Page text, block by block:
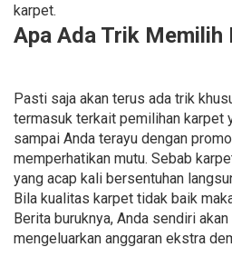
karpet.
Apa Ada Trik Memilih
Pasti saja akan terus ada trik
termasuk terkait pemilihan karpet
sampai Anda terayu dengan
memperhatikan mutu. Sebab
yang acap kali bersentuhan
Bila kualitas karpet tidak baik
Berita buruknya, Anda sendiri
mengeluarkan anggaran ekstra